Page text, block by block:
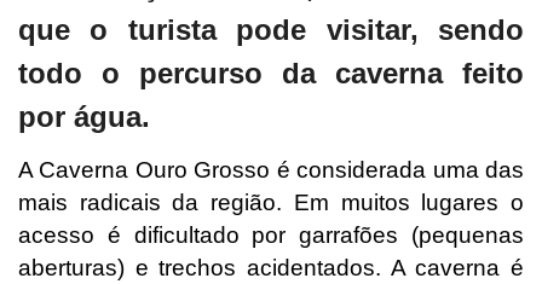
que o turista pode visitar, sendo
todo o percurso da caverna feito
por água.
A Caverna Ouro Grosso é considerada uma das
mais radicais da região. Em muitos lugares o
acesso é dificultado por garrafões (pequenas
aberturas) e trechos acidentados. A caverna é